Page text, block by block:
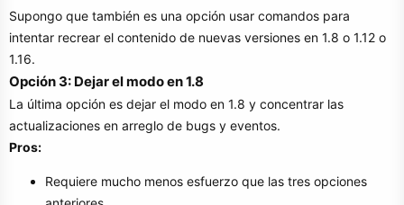
Supongo que también es una opción usar comandos para
intentar recrear el contenido de nuevas versiones en 1.8 o 1.12 o
1.16.
Opción 3: Dejar el modo en 1.8
La última opción es dejar el modo en 1.8 y concentrar las
actualizaciones en arreglo de bugs y eventos.
Pros:
Requiere mucho menos esfuerzo que las tres opciones